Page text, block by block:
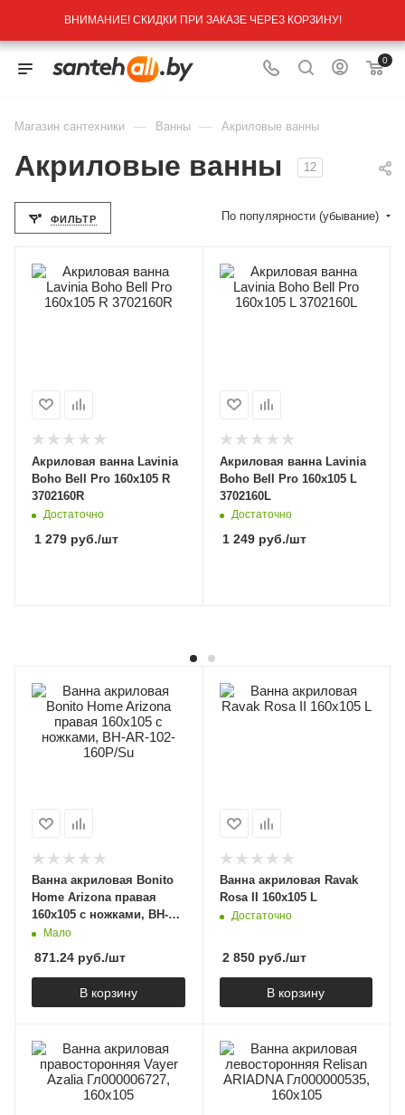
ВНИМАНИЕ! СКИДКИ ПРИ ЗАКАЗЕ ЧЕРЕЗ КОРЗИНУ!
0
Магазин сантехники — Ванны — Акриловые ванны
Акриловые ванны 12
ФИЛЬТР По популярности (убывание)
Акриловая ванна Lavinia
Boho Bell Pro 160x105 R
3702160R
Достаточно
1 279 руб./шт
Акриловая ванна Lavinia
Boho Bell Pro 160x105 L
3702160L
Достаточно
1 249руб./шт
Ванна акриловая Bonito
Home Arizona правая
160х105 с ножками, BH-
AR-102-160P/Su
Мало
871.24 руб./шт
В корзину
Ванна акриловая Ravak
Rosa II 160x105 L
Достаточно
2 850руб./шт
В корзину